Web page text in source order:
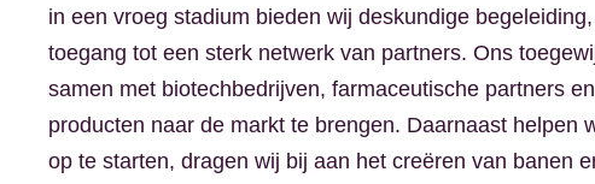
in een vroeg stadium bieden wij deskundige
toegang tot een sterk netwerk van partners. Ons
samen met biotechbedrijven, farmaceutische partners
producten naar de markt te brengen. Daarnaast helpen
op te starten, dragen wij bij aan het creëren van banen